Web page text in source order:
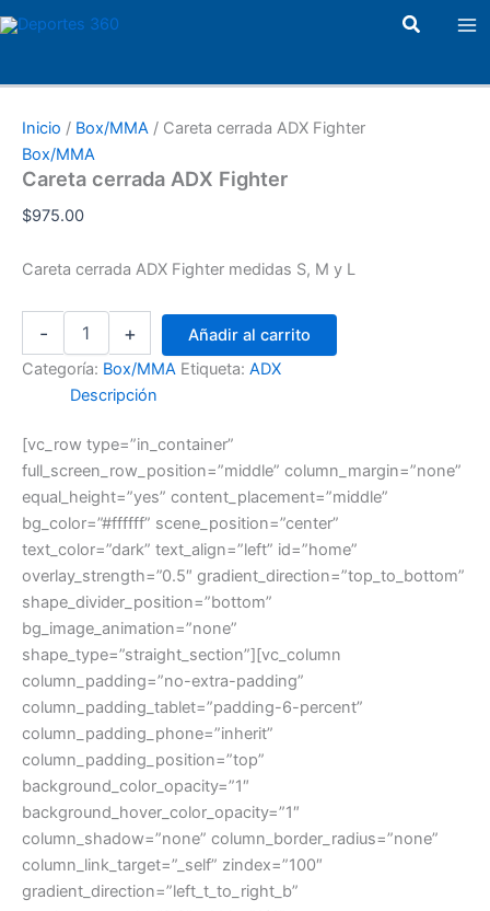
Ir
al
Buscar
Inicio / Box/MMA / Careta cerrada ADX Fighter
Box/MMA
Careta cerrada ADX Fighter
$975.00
Careta cerrada ADX Fighter medidas S, M y L
-
cerrada
+
Añadir al carrito
Categoría: Box/MMA Etiqueta: ADX
Descripción
[vc_row type=”in_container”
full_screen_row_position=”middle” column_margin=”none”
equal_height=”yes” content_placement=”middle”
bg_color=”#ffffff” scene_position=”center”
text_color=”dark” text_align=”left” id=”home”
overlay_strength=”0.5″ gradient_direction=”top_to_bottom”
shape_divider_position=”bottom”
bg_image_animation=”none”
shape_type=”straight_section”][vc_column
column_padding=”no-extra-padding”
column_padding_tablet=”padding-6-percent”
column_padding_phone=”inherit”
column_padding_position=”top”
background_color_opacity=”1″
background_hover_color_opacity=”1″
column_shadow=”none” column_border_radius=”none”
column_link_target=”_self” zindex=”100″
gradient_direction=”left_t_to_right_b”